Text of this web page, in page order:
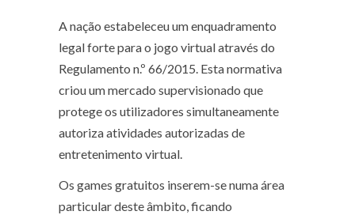
A nação estabeleceu um enquadramento
legal forte para o jogo virtual através do
Regulamento n.º 66/2015. Esta normativa
criou um mercado supervisionado que
protege os utilizadores simultaneamente
autoriza atividades autorizadas de
entretenimento virtual.
Os games gratuitos inserem-se numa área
particular deste âmbito, ficando